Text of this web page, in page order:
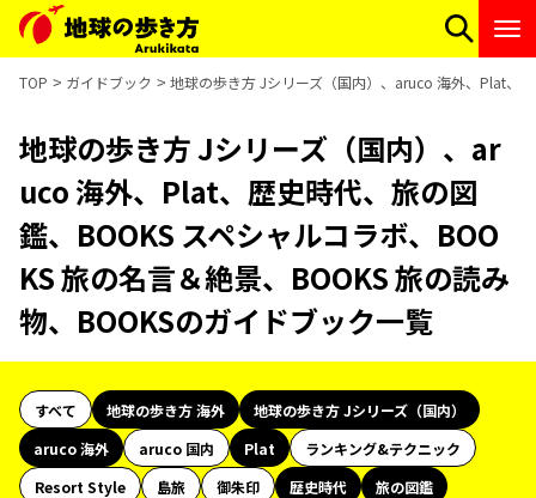
TOP ガイドブック 地球の歩き方 Jシリーズ（国内）、aruco 海外、Plat、
地球の歩き方 Jシリーズ（国内）、ar
uco 海外、Plat、歴史時代、旅の図
鑑、BOOKS スペシャルコラボ、BOO
KS 旅の名言＆絶景、BOOKS 旅の読み
物、BOOKSのガイドブック一覧
すべて 地球の歩き方 海外
地球の歩き方 Jシリーズ（国内）
aruco 海外
aruco 国内 Plat
ランキング&テクニック
Resort Style
島旅 御朱印 歴史時代
旅の図鑑